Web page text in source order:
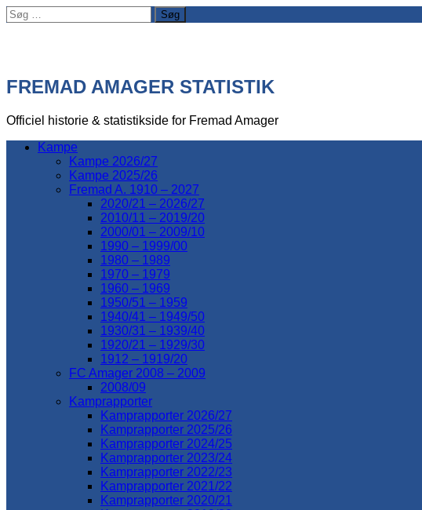
Søg
efter:
FREMAD AMAGER STATISTIK
Officiel historie & statistikside for Fremad Amager
Kampe
Kampe 2026/27
Kampe 2025/26
Fremad A. 1910 – 2027
2020/21 – 2026/27
2010/11 – 2019/20
2000/01 – 2009/10
1990 – 1999/00
1980 – 1989
1970 – 1979
1960 – 1969
1950/51 – 1959
1940/41 – 1949/50
1930/31 – 1939/40
1920/21 – 1929/30
1912 – 1919/20
FC Amager 2008 – 2009
2008/09
Kamprapporter
Kamprapporter 2026/27
Kamprapporter 2025/26
Kamprapporter 2024/25
Kamprapporter 2023/24
Kamprapporter 2022/23
Kamprapporter 2021/22
Kamprapporter 2020/21